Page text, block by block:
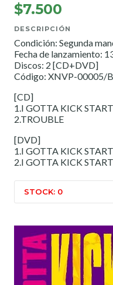
$7.500
DESCRIPCIÓN
Condición: Segunda
Fecha de lanzamiento:
Discos: 2 [CD+DVD]
Código: XNVP-00005/B
[CD]
1.I GOTTA KICK
2.TROUBLE
[DVD]
1.I GOTTA KICK
2.I GOTTA KICK
STOCK: 0